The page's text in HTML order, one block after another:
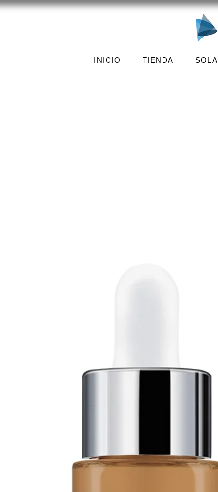
INICIO TIENDA